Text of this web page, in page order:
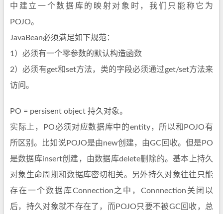
中建立一个数据库的映射对象时，我们只能称它为
POJO。
JavaBean必须满足如下规范：
1）必须有一个零参数的默认构造函数
2）必须有get和set方法，类的字段必须通过get/set方法来
访问。
PO = persisent object 持久对象。
实际上，PO必须对应数据库中的entity，所以和POJO有
所区别。比如说POJO是由new创建，由GC回收。但是PO
是数据库insert创建，由数据库delete删除的。基本上持久
对象生命周期和数据库密切相关。另外持久对象往往只能
存在一个数据库Connection之中，Connnection关闭以
后，持久对象就不存在了，而POJO只要不被GC回收，总